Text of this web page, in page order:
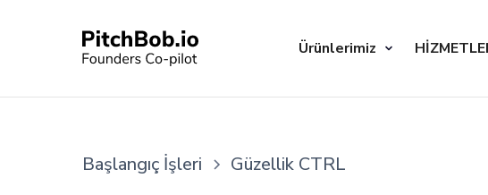
Ürünlerimiz
Başlangıç İşleri Güzellik CTRL